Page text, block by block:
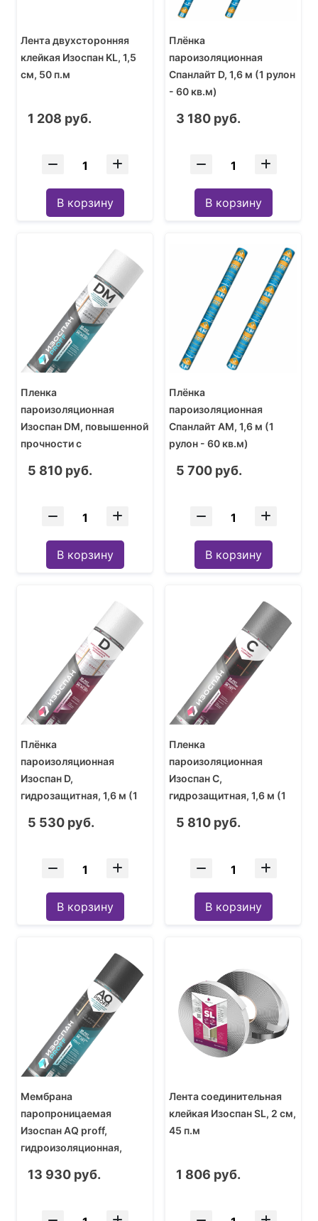
Лента двухсторонняя
клейкая Изоспан KL, 1,5
см, 50 п.м
1 208 руб.
В корзину
Плёнка
пароизоляционная
Спанлайт D, 1,6 м (1 рулон
- 60 кв.м)
3 180 руб.
В корзину
Пленка
пароизоляционная
Изоспан DM, повышенной
прочности с
поверхностью, 1,6 м (1
5 810 руб.
В корзину
Плёнка
пароизоляционная
Спанлайт АМ, 1,6 м (1
рулон - 60 кв.м)
5 700 руб.
В корзину
Плёнка
пароизоляционная
Изоспан D,
гидрозащитная, 1,6 м (1
5 530 руб.
В корзину
Пленка
пароизоляционная
Изоспан С,
гидрозащитная, 1,6 м (1
5 810 руб.
В корзину
Мембрана
паропроницаемая
Изоспан АQ proff,
гидроизоляционная,
рулон - 70 кв.м)
13 930 руб.
Лента соединительная
клейкая Изоспан SL, 2 см,
45 п.м
1 806 руб.